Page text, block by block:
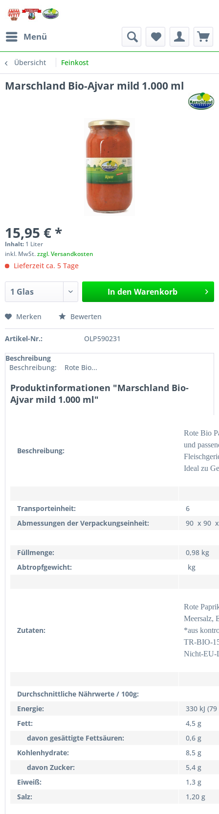
Menü
Übersicht Feinkost
Marschland Bio-Ajvar mild 1.000 ml
15,95 € *
Inhalt: 1 Liter
inkl. MwSt.zzgl. Versandkosten
Lieferzeit ca. 5 Tage
In den Warenkorb
Merken Bewerten
Artikel-Nr.: OLP590231
Beschreibung
Beschreibung: Rote Bio...
Produktinformationen "Marschland Bio-
Ajvar mild 1.000 ml"
Beschreibung:
Rote Bio
und
Ideal zu
Transporteinheit:
6
Abmessungen der Verpackungseinheit:
90 x 90
Füllmenge:
0,98 kg
Abtropfgewicht:
kg
Zutaten:
Rote
Meersalz,
*aus
TR-BIO-
Nicht-EU-
Durchschnittliche Nährwerte / 100g:
Energie:
330 kJ
Fett:
4,5 g
davon gesättigte Fettsäuren:
0,6 g
Kohlenhydrate:
8,5 g
davon Zucker:
5,4 g
Eiweiß:
1,3 g
Salz:
1,20 g